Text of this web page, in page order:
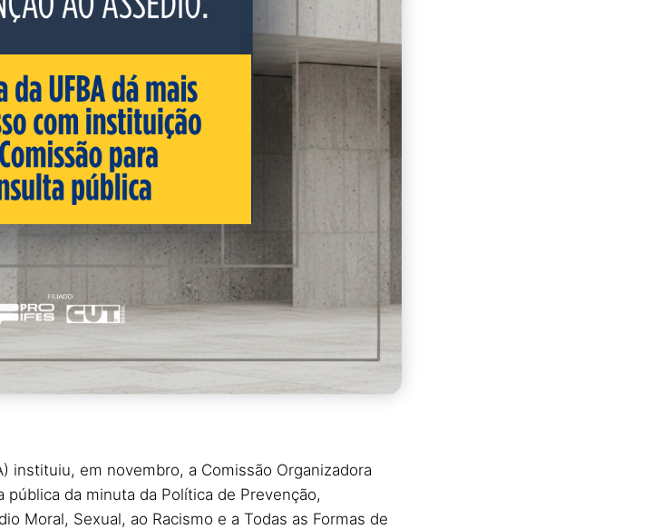
instituiu, em novembro, a Comissão Organizadora
da minuta da Política de Prevenção,
Moral, Sexual, ao Racismo e a Todas as Formas de